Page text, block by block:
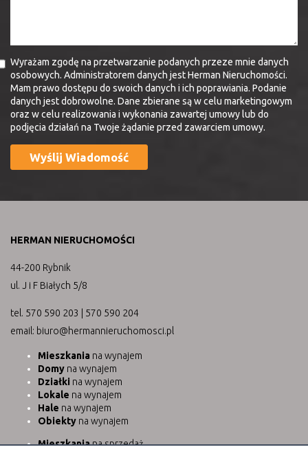
Wyrażam zgodę na przetwarzanie podanych przeze mnie danych
osobowych. Administratorem danych jest Herman Nieruchomości.
Mam prawo dostępu do swoich danych i ich poprawiania. Podanie
danych jest dobrowolne. Dane zbierane są w celu marketingowym
oraz w celu realizowania i wykonania zawartej umowy lub do
podjęcia działań na Twoje żądanie przed zawarciem umowy.
HERMAN NIERUCHOMOŚCI
44-200 Rybnik
ul. J i F Białych 5/8
tel. 570 590 203 | 570 590 204
email: biuro@hermannieruchomosci.pl
Mieszkania na wynajem
Domy na wynajem
Działki na wynajem
Lokale na wynajem
Hale na wynajem
Obiekty na wynajem
Mieszkaniana sprzedaż